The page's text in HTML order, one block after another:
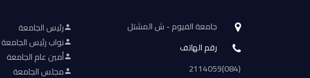
جامعة الفيوم - ش المشتل
رقم الهاتف
(084)2114059
رئيس الجامعة
نواب رئيس الجامعة
أمين عام الجامعة
مجلس الجامعة